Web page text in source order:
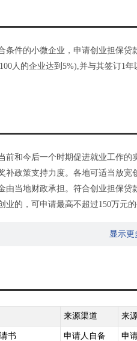
条件的小微企业，申请创业担保
人的企业达到5%),并与其签订1
前和今后一个时期促进就业工作
补政策支持力度。各地可适当放
由当地财政承担。符合创业担保
业的，可申请最高不超过150万元
显示更
来源渠道 来
书 申请人自备 申